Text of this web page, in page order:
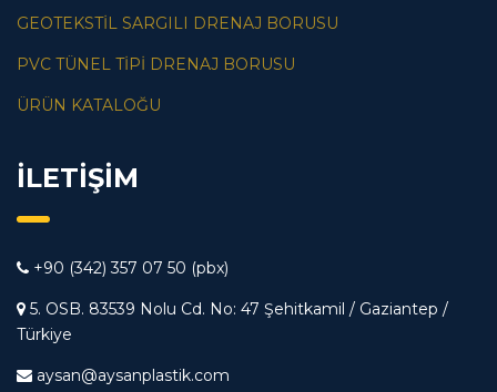
GEOTEKSTIL SARGILI DRENAJ BORUSU
PVC TÜNEL TIPI DRENAJ BORUSU
ÜRÜN KATALOĞU
İLETİŞİM
+90 (342) 357 07 50 (pbx)
5. OSB. 83539 Nolu Cd. No: 47 Şehitkamil / Gaziantep /
Türkiye
aysan@aysanplastik.com